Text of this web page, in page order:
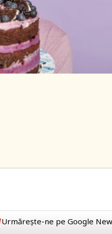
Urmărește-ne pe Google